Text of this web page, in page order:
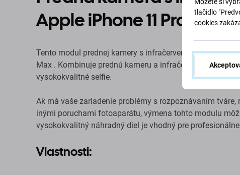
Apple iPhone 11 Pro Max
Tento modul prednej kamery s infračervenou kamerou
Max . Kombinuje prednú kameru a infračervenú kameru,
vysokokvalitné selfie.
Ak má vaše zariadenie problémy s rozpoznávaním
inými poruchami fotoaparátu, výmena tohto modulu
vysokokvalitný náhradný diel je vhodný pre
Vlastnosti:
Môžete si
tlačidlo
cookies